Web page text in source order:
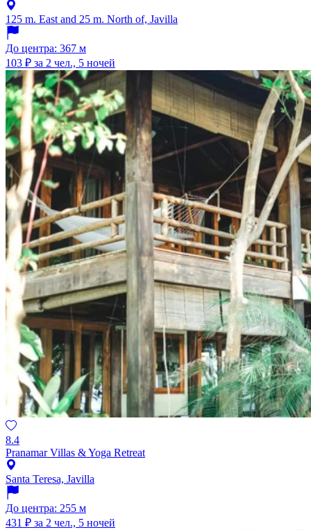
125 m. East and 25 m. North of, Javilla
До центра: 367 м
103 ₽ за 2 чел., 5 ночей
8.4
Pranamar Villas & Yoga Retreat
Santa Teresa, Javilla
До центра: 255 м
431 ₽ за 2 чел., 5 ночей